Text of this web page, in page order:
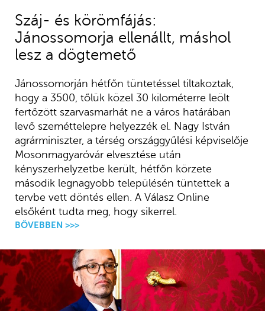
Száj- és körömfájás:
Jánossomorja ellenállt, máshol
lesz a dögtemető
Jánossomorján hétfőn tüntetéssel tiltakoztak,
hogy a 3500, tőlük közel 30 kilométerre leölt
fertőzött szarvasmarhát ne a város határában
levő szeméttelepre helyezzék el. Nagy István
agrárminiszter, a térség országgyűlési képviselője
Mosonmagyaróvár elvesztése után
kényszerhelyzetbe került, hétfőn körzete
második legnagyobb településén tüntettek a
tervbe vett döntés ellen. A Válasz Online
elsőként tudta meg, hogy sikerrel.
BŐVEBBEN >>>